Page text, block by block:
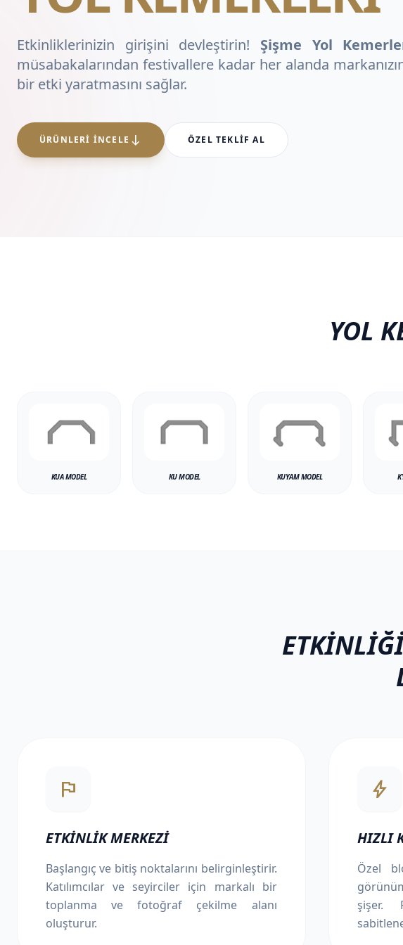
Etkinliklerinizin girişini devleştirin! Şişme Yol
müsabakalarından festivallere kadar her alanda
bir etki yaratmasını sağlar.
ÜRÜNLERI İNCELE south ÖZEL TEKLIF AL
YOL
KUA MODEL KU MODEL KUYAM MODEL
emoji_flags
ETKINLIK MERKEZI
Başlangıç ve bitiş noktalarını belirginleştirir.
Katılımcılar ve seyirciler için markalı bir
toplanma ve fotoğraf çekilme alanı
oluşturur.
bolt
HIZLI
Özel
şişer.